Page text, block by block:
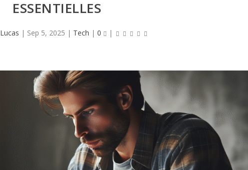
ESSENTIELLES
Lucas | Sep 5, 2025 | Tech |0 |